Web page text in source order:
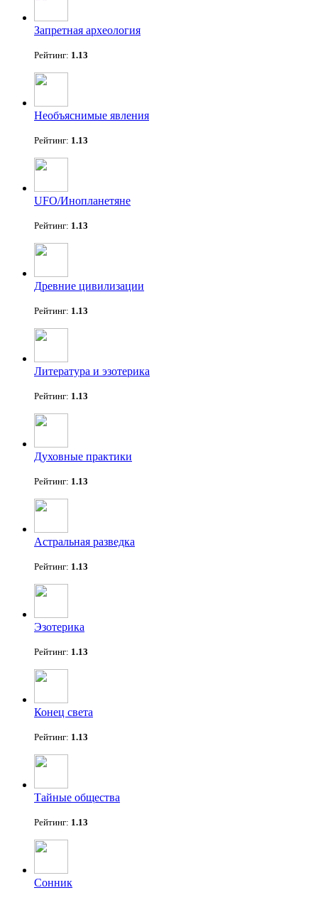
Запретная археология
Рейтинг: 1.13
Необъяснимые явления
Рейтинг: 1.13
UFO/Инопланетяне
Рейтинг: 1.13
Древние цивилизации
Рейтинг: 1.13
Литература и эзотерика
Рейтинг: 1.13
Духовные практики
Рейтинг: 1.13
Астральная разведка
Рейтинг: 1.13
Эзотерика
Рейтинг: 1.13
Конец света
Рейтинг: 1.13
Тайные общества
Рейтинг: 1.13
Сонник